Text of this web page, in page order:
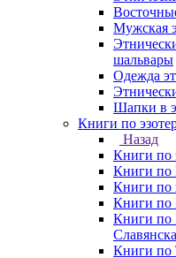
Мужская
шальвары
Одежда
Шапки в
Книги по
Назад
Книги по
Книги по
Книги по
Книги по
Книги по
Книги по